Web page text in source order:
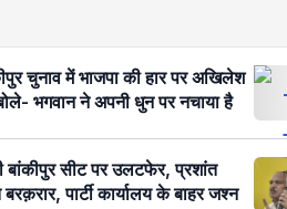
चुनाव में भाजपा की हार पर अखिलेश
भगवान ने अपनी धुन पर नचाया है
बांकीपुर सीट पर उलटफेर, प्रशांत
पार्टी कार्यालय के बाहर जश्न